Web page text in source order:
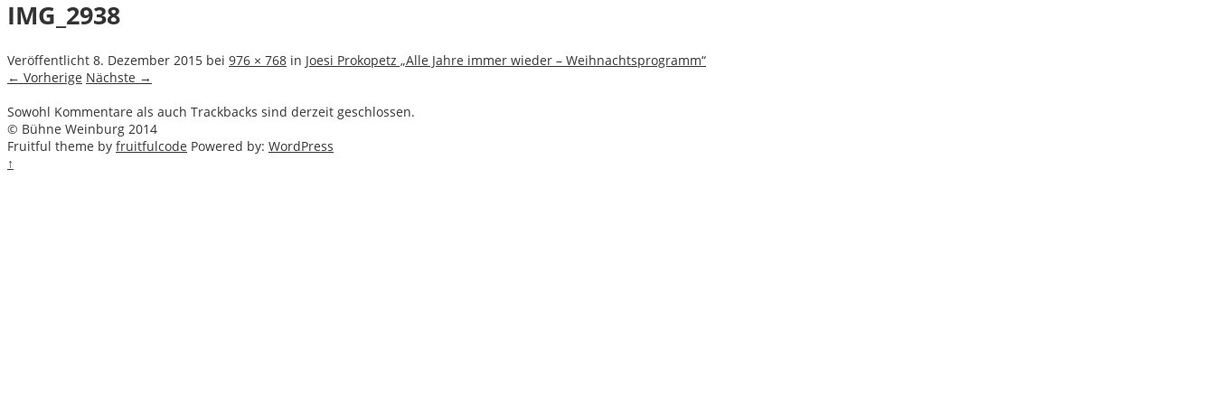
IMG_2938
Veröffentlicht 8. Dezember 2015 bei 976 × 768 in Joesi Prokopetz „Alle Jahre immer wieder – Weihnachtsprogramm“
← Vorherige Nächste →
Sowohl Kommentare als auch Trackbacks sind derzeit geschlossen.
© Bühne Weinburg 2014
Fruitful theme by fruitfulcode Powered by: WordPress
↑